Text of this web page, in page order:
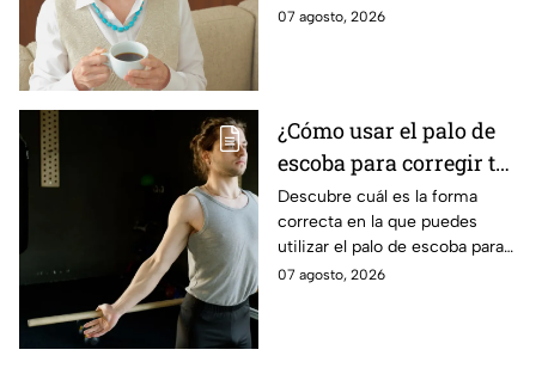
07 agosto, 2026
¿Cómo usar el palo de
escoba para corregir tu
postura y eliminar la
joroba?
Descubre cuál es la forma
correcta en la que puedes
utilizar el palo de escoba para
corregir completamente tu
07 agosto, 2026